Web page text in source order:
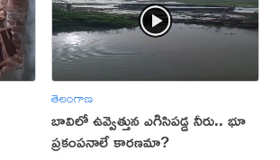
తెలంగాణ
బావిలో ఉవ్వెత్తున ఎగిసిపడ్డ నీరు.. భూ
ప్రకంపనాలే కారణమా?